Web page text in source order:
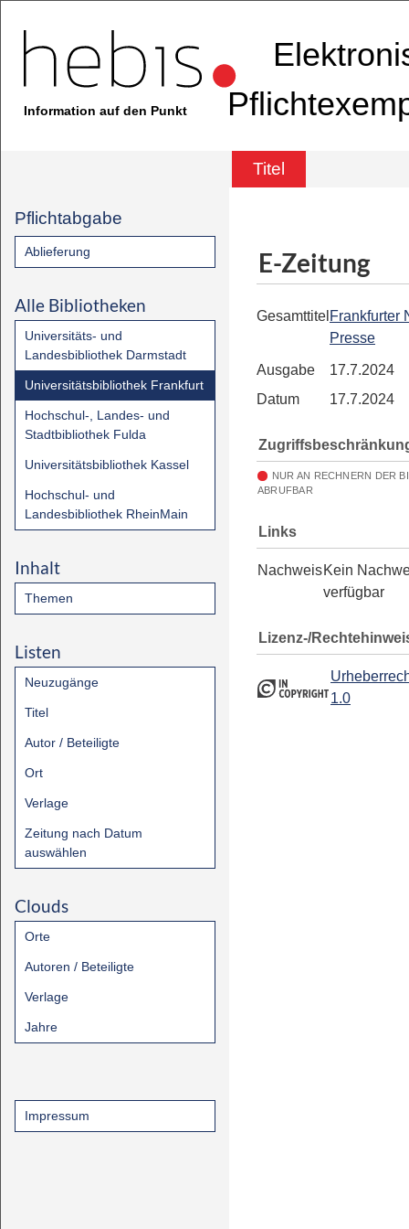
Information auf den Punkt
Titel
Pflichtabgabe
Ablieferung
Alle Bibliotheken
Universitäts- und
Landesbibliothek Darmstadt
Universitätsbibliothek Frankfurt
Hochschul-, Landes- und
Stadtbibliothek Fulda
Universitätsbibliothek Kassel
Hochschul- und
Landesbibliothek RheinMain
Inhalt
Themen
Listen
Neuzugänge
Titel
Autor / Beteiligte
Ort
Verlage
Zeitung nach Datum
auswählen
Clouds
Orte
Autoren / Beteiligte
Verlage
Jahre
Impressum
E-Zeitung
Gesamttitel Frankfurter
Presse
Ausgabe
17.7.2024
Datum
17.7.2024
NUR AN RECHNERN DER
ABRUFBAR
Links
NachweisKein
verfügbar
Lizenz-/
1.0